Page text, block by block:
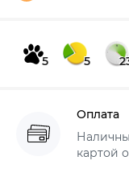
5 5
Оплата
картой